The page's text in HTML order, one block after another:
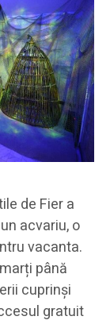
de Fier a
acvariu, o
vacanta.
până
cuprinși
gratuit